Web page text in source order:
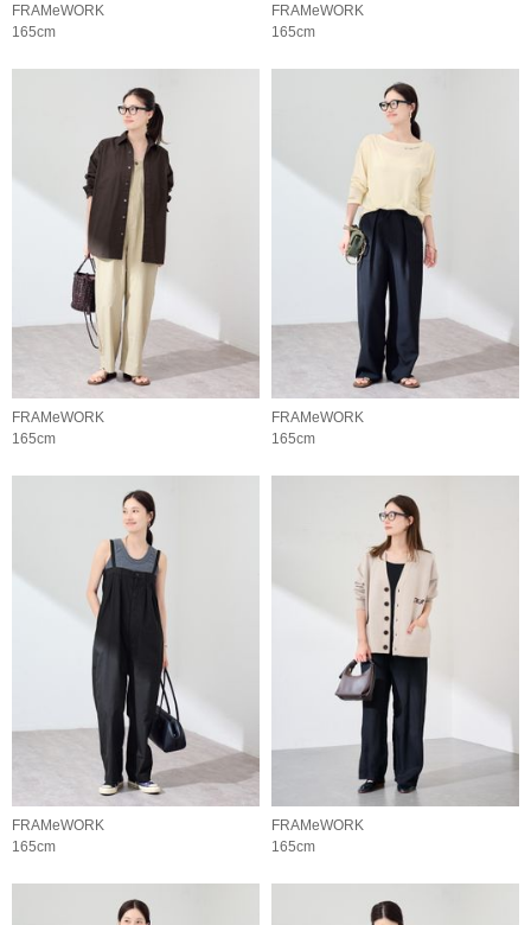
FRAMeWORK
165cm
FRAMeWORK
165cm
FRAMeWORK
165cm
FRAMeWORK
165cm
FRAMeWORK
165cm
FRAMeWORK
165cm